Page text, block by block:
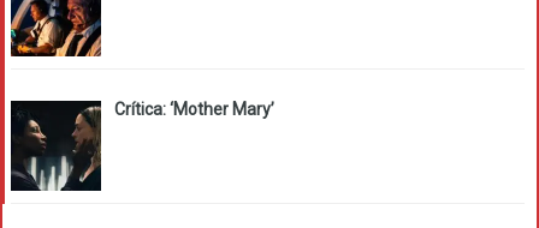
Crítica: ‘Mother Mary’